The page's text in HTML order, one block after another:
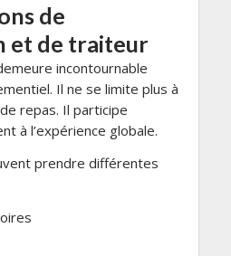
de
et de traiteur
incontournable
Il ne se limite plus à
repas. Il participe
à l’expérience globale.
prendre différentes